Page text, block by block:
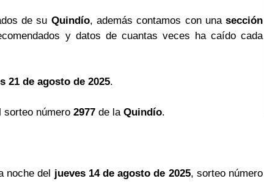
de su Quindío, además contamos con unasección
y datos de cuantas veces ha caído cada
21 de agosto de 2025.
sorteo número 2977 de la Quindío.
noche del jueves 14 de agosto de 2025, sorteo número